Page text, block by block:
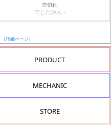
売切れ
でじたみん -
（詳細ページ）
PRODUCT
MECHANIC
STORE